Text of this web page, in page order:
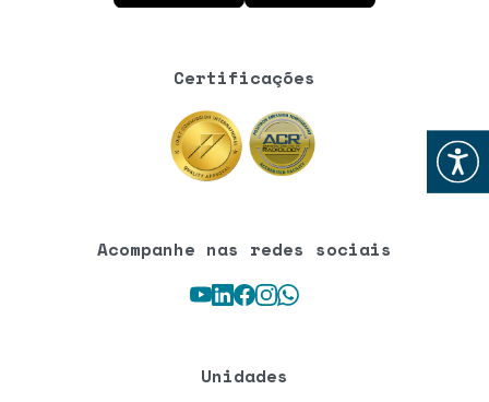
Abrir
Certificações
Acompanhe nas redes sociais
Youtube
LinkedIn
Facebook
Instagram
WhatsApp
Unidades